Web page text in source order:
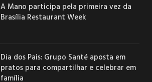
A Mano participa pela primeira vez da
Brasília Restaurant Week
Dia dos Pais: Grupo Santé aposta em
pratos para compartilhar e celebrar em
família